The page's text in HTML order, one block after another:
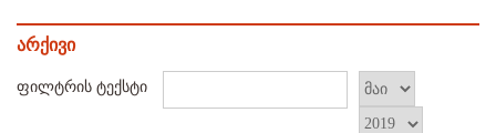
არქივი
ფილტრის ტექსტი